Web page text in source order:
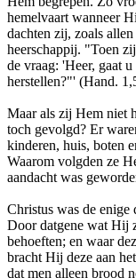
hemelvaart wanneer
dachten zij, zoals
heerschappij. "Toen
de vraag: 'Heer, gaat
herstellen?"' (Hand.
Maar als zij Hem niet
toch gevolgd? Er
kinderen, huis, boten
Waarom volgden ze
aandacht was
Christus was de enige
Door datgene wat Hij
behoeften; en waar
bracht Hij deze aan
dat men alleen brood